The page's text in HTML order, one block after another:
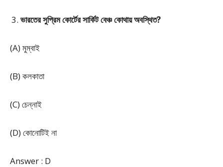
ভারতের সুপ্রিম কোর্টের সার্কিট বেঞ্চ কোথায় অবস্থিত?
(A) মুম্বাই
(B) কলকাতা
(C) চেন্নাই
(D) কোনোটিই না
Answer : D